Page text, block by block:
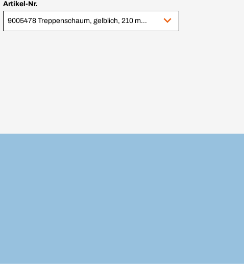
Artikel-Nr.
9005478 Treppenschaum, gelblich, 210 ml, VPE 16